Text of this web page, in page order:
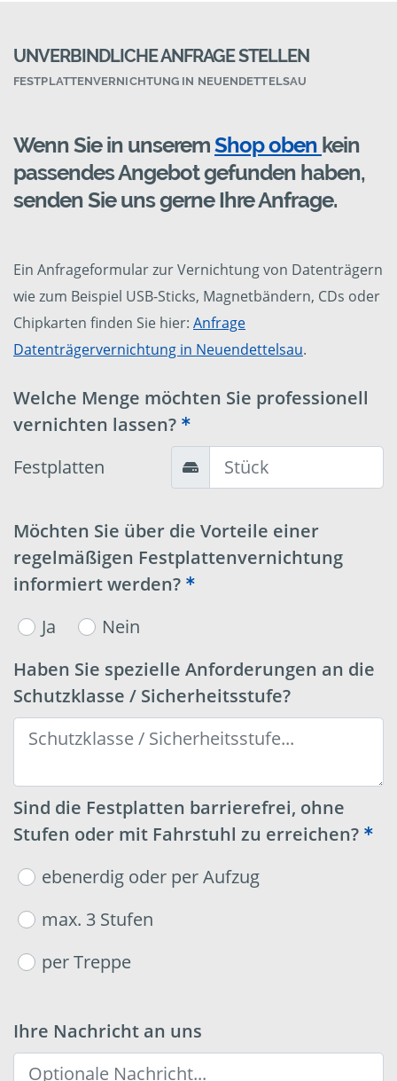
UNVERBINDLICHE ANFRAGE STELLEN
FESTPLATTENVERNICHTUNG IN NEUENDETTELSAU
Wenn Sie in unseremShop oben kein
passendes Angebot gefunden haben,
senden Sie uns gerne Ihre Anfrage.
Ein Anfrageformular zur Vernichtung von Datenträgern
wie zum Beispiel USB-Sticks, Magnetbändern, CDs oder
Chipkarten finden Sie hier: Anfrage
Datenträgervernichtung in Neuendettelsau.
Welche Menge möchten Sie professionell
vernichten lassen?
Festplatten
Möchten Sie über die Vorteile einer
regelmäßigen Festplattenvernichtung
informiert werden?
Ja
Nein
Haben Sie spezielle Anforderungen an die
Schutzklasse / Sicherheitsstufe?
Sind die Festplatten barrierefrei, ohne
Stufen oder mit Fahrstuhl zu erreichen?
ebenerdig oder per Aufzug
max. 3 Stufen
per Treppe
Ihre Nachricht an uns